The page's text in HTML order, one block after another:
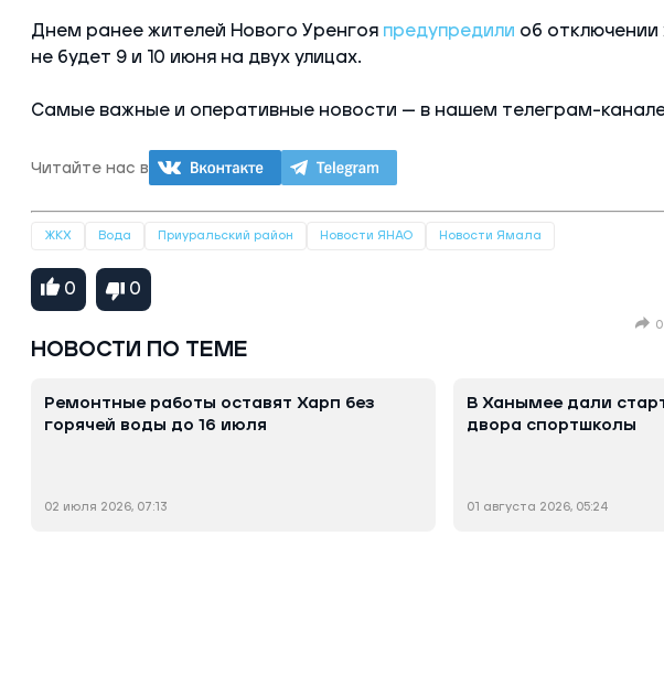
Днем ранее жителей Нового Уренгоя предупредили об
не будет 9 и 10 июня на двух улицах.
Самые важные и оперативные новости — в нашем телеграм-
Читайте нас в
ЖКХ Вода Приуральский район Новости ЯНАО Новости Ямала
0 0
НОВОСТИ ПО ТЕМЕ
Ремонтные работы оставят Харп без
горячей воды до 16 июля
02 июля 2026, 07:13
В Ханымее дали
двора спортшколы
01 августа 2026, 05:24